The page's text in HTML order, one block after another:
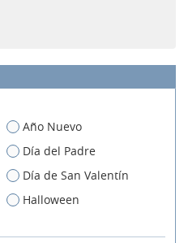
Año Nuevo
Día del Padre
Día de San Valentín
Halloween